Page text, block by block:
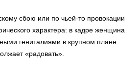
сбою или по чьей-то провокации
характера: в кадре женщина
гениталиями в крупном плане.
«радовать».